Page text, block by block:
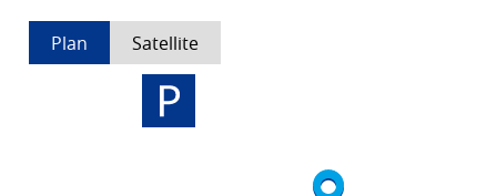
Plan Satellite